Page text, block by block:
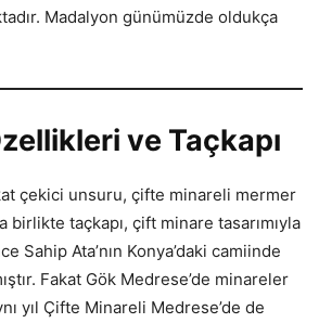
Madalyon günümüzde oldukça
ve Taçkapı
çekici unsuru, çifte minareli mermer
birlikte taçkapı, çift minare tasarımıyla
Sahip Ata’nın Konya’daki camiinde
Fakat Gök Medrese’de minareler
yıl Çifte Minareli Medrese’de de